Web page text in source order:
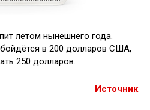
летом нынешнего года.
в 200 долларов США,
250 долларов.
Источник